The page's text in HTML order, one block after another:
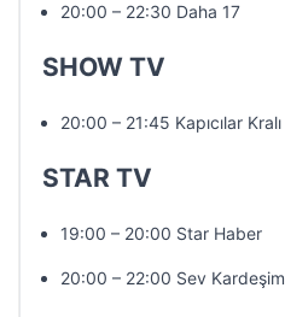
20:00 – 22:30 Daha 17
SHOW TV
20:00 – 21:45 Kapıcılar Kralı
STAR TV
19:00 – 20:00 Star Haber
20:00 – 22:00 Sev Kardeşim